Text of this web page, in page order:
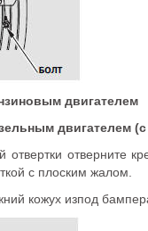
двигателем
двигателем
отверните
с плоским жалом.
кожух изпод